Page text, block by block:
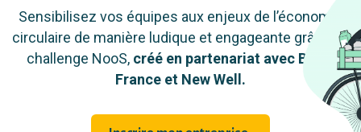
Sensibilisez vos équipes aux enjeux de l’économie
circulaire de manière ludique et engageante grâce au
challenge NooS, créé en partenariat avec B Lab
France et New Well.